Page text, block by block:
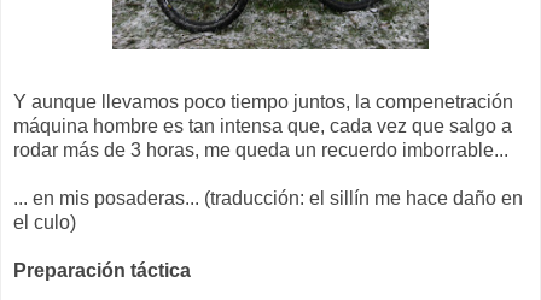
Y aunque llevamos poco tiempo juntos, la compenetración
máquina hombre es tan intensa que, cada vez que salgo a
rodar más de 3 horas, me queda un recuerdo imborrable...
... en mis posaderas... (traducción: el sillín me hace daño en
el culo)
Preparación táctica